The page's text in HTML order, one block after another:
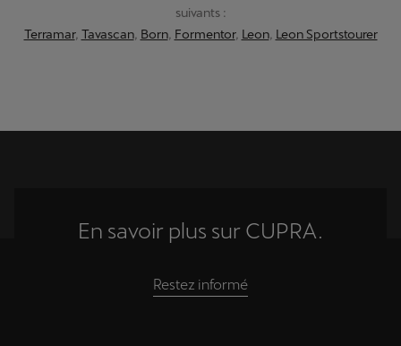
suivants :
Terramar, Tavascan, Born, Formentor, Leon, Leon Sportstourer
En savoir plus sur CUPRA.
Restez informé